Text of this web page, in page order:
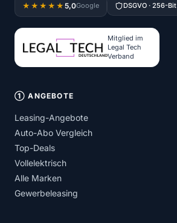
★★★★★ 5,0Google DSGVO · 256-Bit
Mitglied im
Legal Tech
Verband
① ANGEBOTE
Leasing-Angebote
Auto-Abo Vergleich
Top-Deals
Vollelektrisch
Alle Marken
Gewerbeleasing